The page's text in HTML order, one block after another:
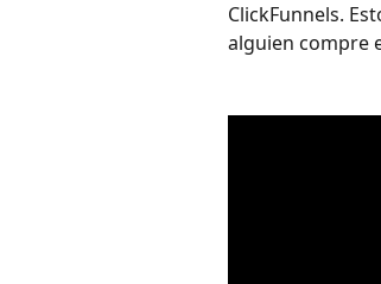
ClickFunnels.
alguien compre